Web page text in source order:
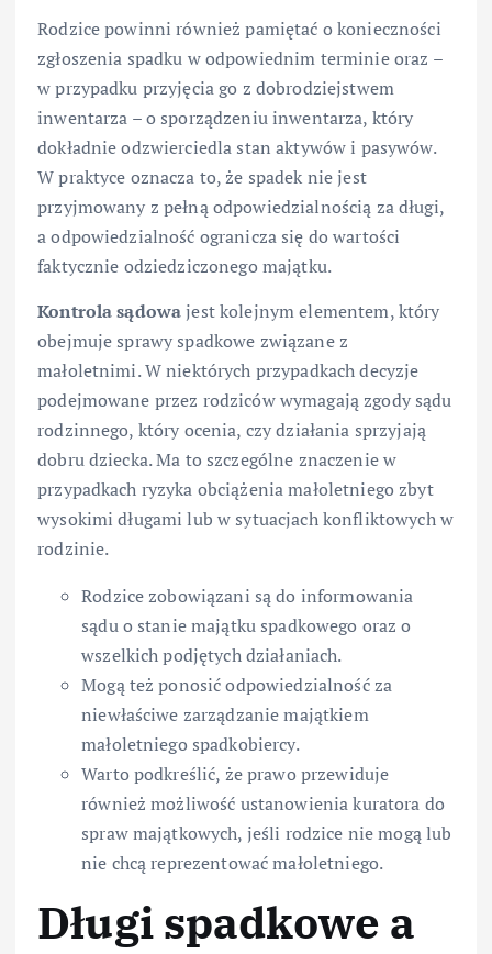
Rodzice powinni również pamiętać o konieczności
zgłoszenia spadku w odpowiednim terminie oraz –
w przypadku przyjęcia go z dobrodziejstwem
inwentarza – o sporządzeniu inwentarza, który
dokładnie odzwierciedla stan aktywów i pasywów.
W praktyce oznacza to, że spadek nie jest
przyjmowany z pełną odpowiedzialnością za długi,
a odpowiedzialność ogranicza się do wartości
faktycznie odziedziczonego majątku.
Kontrola sądowajest kolejnym elementem, który
obejmuje sprawy spadkowe związane z
małoletnimi. W niektórych przypadkach decyzje
podejmowane przez rodziców wymagają zgody sądu
rodzinnego, który ocenia, czy działania sprzyjają
dobru dziecka. Ma to szczególne znaczenie w
przypadkach ryzyka obciążenia małoletniego zbyt
wysokimi długami lub w sytuacjach konfliktowych w
rodzinie.
Rodzice zobowiązani są do informowania
sądu o stanie majątku spadkowego oraz o
wszelkich podjętych działaniach.
Mogą też ponosić odpowiedzialność za
niewłaściwe zarządzanie majątkiem
małoletniego spadkobiercy.
Warto podkreślić, że prawo przewiduje
również możliwość ustanowienia kuratora do
spraw majątkowych, jeśli rodzice nie mogą lub
nie chcą reprezentować małoletniego.
Długi spadkowe a